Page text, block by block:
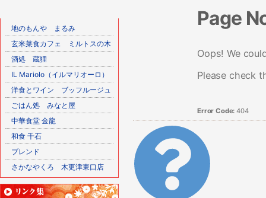
地のもんや まるみ
玄米菜食カフェ ミルトスの木
酒処 蔵狸
IL Mariolo（イルマリオーロ）
洋食とワイン ブッフルージュ
ごはん処 みなと屋
中華食堂 金龍
和食 千石
ブレンド
さかなやくろ 木更津東口店
Page
Oops! We
Please check
Error Code: 404